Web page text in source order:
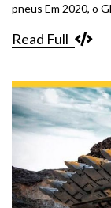
pneus Em 2020, o
Read Full